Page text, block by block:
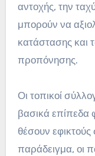
αντοχής, την
μπορούν να
κατάστασης και
προπόνησης.
Οι τοπικοί
βασικά επίπεδα
θέσουν εφικτούς
παράδειγμα, οι